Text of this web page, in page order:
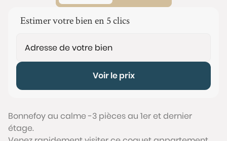
Estimer votre bien en 5 clics
Voir le prix
Bonnefoy au calme -3 pièces au 1er et dernier
étage.